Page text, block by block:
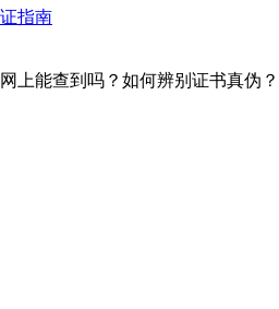
上能查到吗？如何辨别证书真